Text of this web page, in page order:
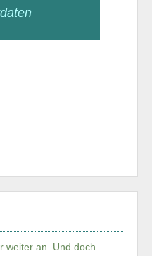
weiter an. Und doch